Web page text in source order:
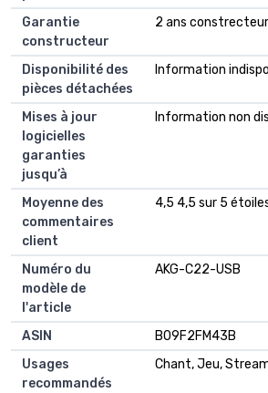
Garantie
constructeur
‎2 ans
Disponibilité des
pièces détachées
‎Information
Mises à jour
logicielles
garanties
jusqu’à
‎Information non
Moyenne des
commentaires
client
4,5 4,5 sur 5
Numéro du
modèle de
l'article
AKG-C22-USB
ASIN
B09F2FM43B
Usages
recommandés
Chant, Jeu,